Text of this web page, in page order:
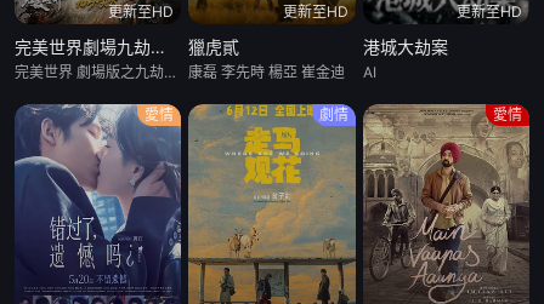
更新至HD
完美世界劇場九劫焚天
完美世界 劇場版之九劫焚天 / 完美世界之九劫焚天 / 完美世界劇場版 第二部 / Perfect World Movie: Nine Tribulations Incinerate the Heavens / Perfect World Movie: Nine Calamities Burning Heaven
更新至HD
獵虎貳
康磊 李先時 楊亞 崔金迪
更新至HD
港城大劫案
AI
愛情 劇情 愛情